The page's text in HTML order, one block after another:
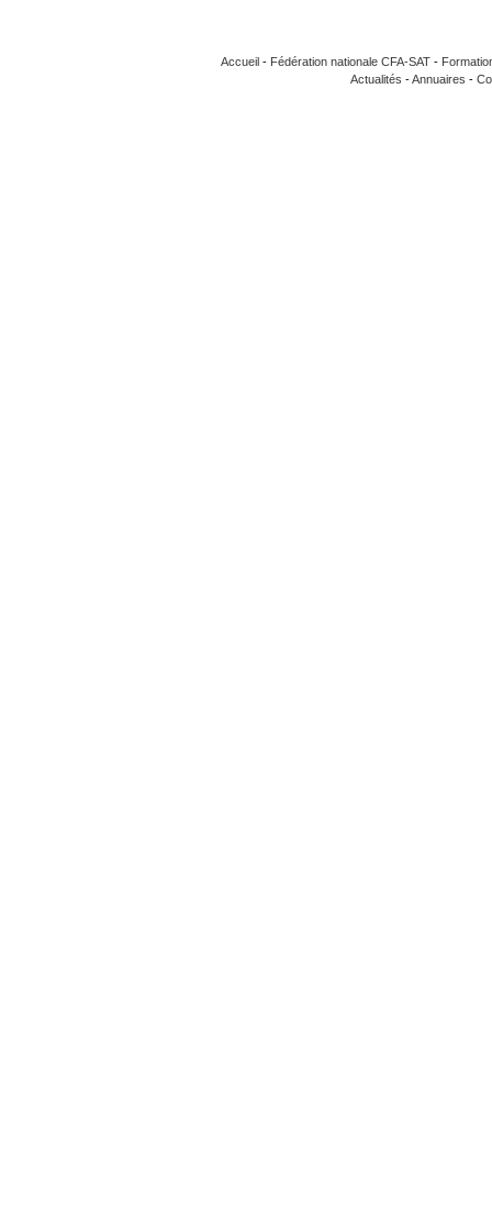
Accueil - Fédération nationale CFA-SAT -
Actualités -Annuaires -